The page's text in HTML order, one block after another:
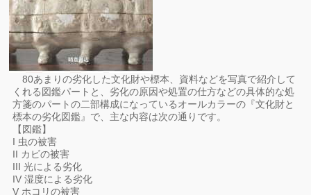
80あまりの劣化した文化財や標本、資料などを写真で紹介して
くれる図鑑パートと、劣化の原因や処置の仕方などの具体的な処
方箋のパートの二部構成になっているオールカラーの『文化財と
標本の劣化図鑑』で、主な内容は次の通りです。
【図鑑】
I 虫の被害
II カビの被害
III 光による劣化
IV 湿度による劣化
V ホコリの被害